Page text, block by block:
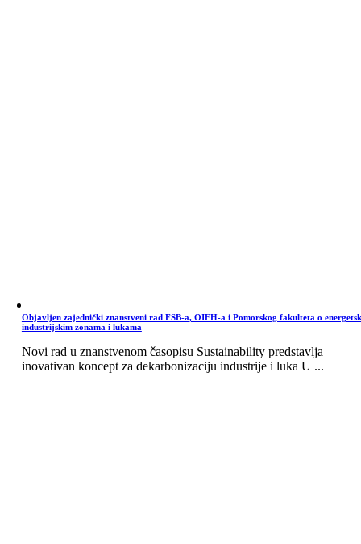
Objavljen zajednički znanstveni rad FSB-a, OIEH-a i Pomorskog fakulteta o
industrijskim zonama i lukama
Novi rad u znanstvenom časopisu Sustainability predstavlja
inovativan koncept za dekarbonizaciju industrije i luka U ...